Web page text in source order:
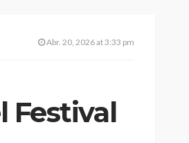
Abr. 20, 2026 at 3:33 pm
Festival